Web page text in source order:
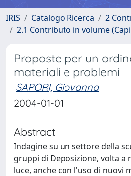
IRIS Catalogo Ricerca
2
2.1 Contributo in volume
Proposte per un
materiali e problemi
SAPORI, Giovanna
2004-01-01
Abstract
Indagine su un settore della
gruppi di Deposizione, volta a
luce, anche con l'uso di nuovi